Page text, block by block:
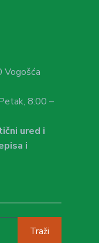
Vogošća
8:00 –
ured i
i
Traži